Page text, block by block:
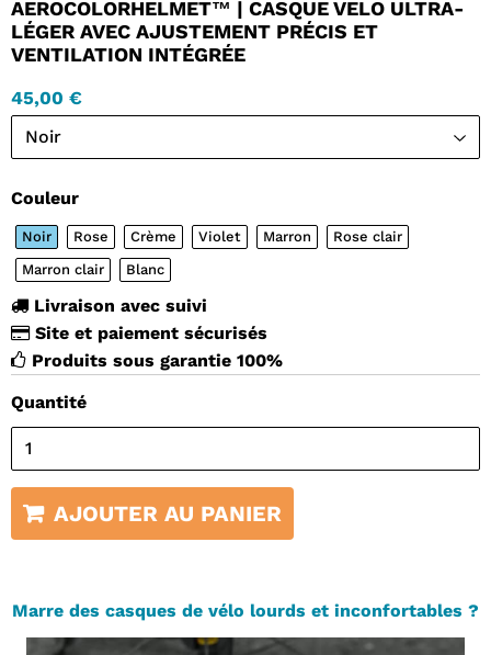
AEROCOLORHELMET™ | CASQUE VELO ULTRA-
LÉGER AVEC AJUSTEMENT PRÉCIS ET
VENTILATION INTÉGRÉE
45,00 €
Couleur
Noir Rose Crème Violet Marron
Rose clair
Marron clair
Blanc
Livraison avec suivi
Site et paiement sécurisés
Produits sous garantie 100%
Quantité
AJOUTER AU PANIER
Marre des casques de vélo lourds et inconfortables ?